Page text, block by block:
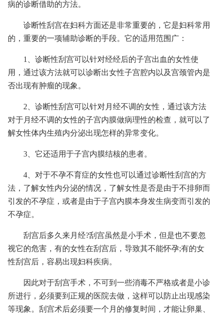
病的诊断借助的方法。
诊断性刮宫在妇科方面还是非常重要的，它是妇科常用
的，重要的一项辅助诊断的手段。它的适用范围广：
1、诊断性刮宫可以针对经经后的子宫出血的女性使
用，通过该方法就可以诊断出女性子宫腔内以及宫颈管内是
否出现有肿瘤的现象。
2、诊断性刮宫可以针对月经不调的女性，通过该方法
对于月经不调的女性的子宫内膜做病理性的检查，就可以了
解女性体内生殖内分泌出现怎样的异常变化。
3、它还适用于子宫内膜结核的患者。
4、对于不孕不育症的女性也可以通过诊断性刮宫的方
法，了解女性内分泌的情况，了解女性是否是由于不排卵而
引发的不孕症，或者是由于子宫内膜本身发生病变而引发的
不孕症。
刮宫后多久来月经?刮宫虽然是小手术，但是也不要忽
视它的危害，有的女性在刮宫后，导致其不能怀孕;有的女
性刮宫后，容易出现妇科疾病。
因此对于刮宫手术，不可到一些消毒不严格或者是小诊
所进行，必须要到正规的医院去做，这样可以防止出现感染
等现象。刮宫术后必须要一个月的修复时间，才能让卵巢、